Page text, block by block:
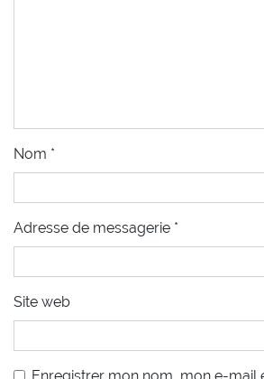
Nom *
Adresse de messagerie *
Site web